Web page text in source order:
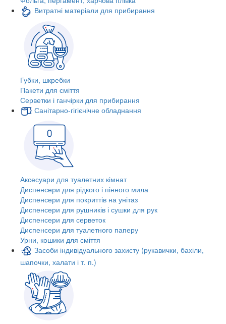
Витратні матеріали для прибирання
Губки, шкребки
Пакети для сміття
Серветки і ганчірки для прибирання
Санітарно-гігієнічне обладнання
Аксесуари для туалетних кімнат
Диспенсери для рідкого і пінного мила
Диспенсери для покриттів на унітаз
Диспенсери для рушників і сушки для рук
Диспенсери для серветок
Диспенсери для туалетного паперу
Урни, кошики для сміття
Засоби індивідуального захисту (рукавички, бахіли,
шапочки, халати і т. п.)